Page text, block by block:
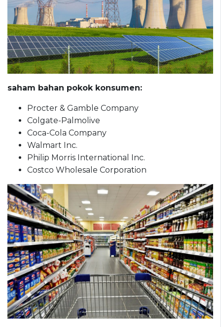
saham bahan pokok konsumen:
Procter & Gamble Company
Colgate-Palmolive
Coca-Cola Company
Walmart Inc.
Philip Morris International Inc.
Costco Wholesale Corporation